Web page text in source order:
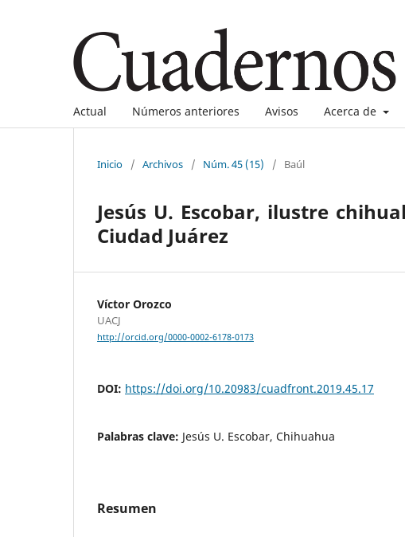
Actual Números anteriores Avisos Acerca de
Inicio / Archivos / Núm. 45 (15) / Baúl
Jesús U. Escobar, ilustre
Ciudad Juárez
Víctor Orozco
UACJ
http://orcid.org/0000-0002-6178-0173
DOI: https://doi.org/10.20983/cuadfront.2019.45.17
Palabras clave: Jesús U. Escobar, Chihuahua
Resumen